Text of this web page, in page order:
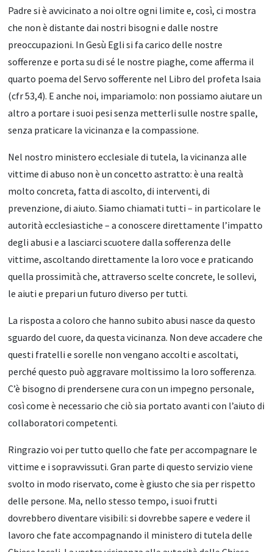
Padre si è avvicinato a noi oltre ogni limite e, così, ci mostra
che non è distante dai nostri bisogni e dalle nostre
preoccupazioni. In Gesù Egli si fa carico delle nostre
sofferenze e porta su di sé le nostre piaghe, come afferma il
quarto poema del Servo sofferente nel Libro del profeta Isaia
(cfr 53,4). E anche noi, impariamolo: non possiamo aiutare un
altro a portare i suoi pesi senza metterli sulle nostre spalle,
senza praticare la vicinanza e la compassione.
Nel nostro ministero ecclesiale di tutela, la vicinanza alle
vittime di abuso non è un concetto astratto: è una realtà
molto concreta, fatta di ascolto, di interventi, di
prevenzione, di aiuto. Siamo chiamati tutti – in particolare le
autorità ecclesiastiche – a conoscere direttamente l’impatto
degli abusi e a lasciarci scuotere dalla sofferenza delle
vittime, ascoltando direttamente la loro voce e praticando
quella prossimità che, attraverso scelte concrete, le sollevi,
le aiuti e prepari un futuro diverso per tutti.
La risposta a coloro che hanno subito abusi nasce da questo
sguardo del cuore, da questa vicinanza. Non deve accadere che
questi fratelli e sorelle non vengano accolti e ascoltati,
perché questo può aggravare moltissimo la loro sofferenza.
C’è bisogno di prendersene cura con un impegno personale,
così come è necessario che ciò sia portato avanti con l’aiuto di
collaboratori competenti.
Ringrazio voi per tutto quello che fate per accompagnare le
vittime e i sopravvissuti. Gran parte di questo servizio viene
svolto in modo riservato, come è giusto che sia per rispetto
delle persone. Ma, nello stesso tempo, i suoi frutti
dovrebbero diventare visibili: si dovrebbe sapere e vedere il
lavoro che fate accompagnando il ministero di tutela delle